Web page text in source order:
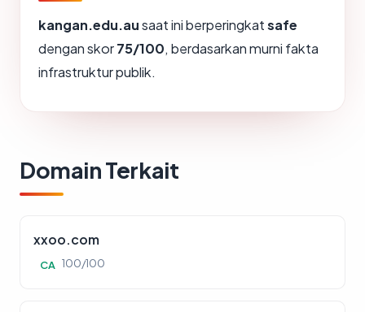
kangan.edu.ausaat ini berperingkatsafe
dengan skor75/100, berdasarkan murni fakta
infrastruktur publik.
Domain Terkait
xxoo.com
CA 100/100